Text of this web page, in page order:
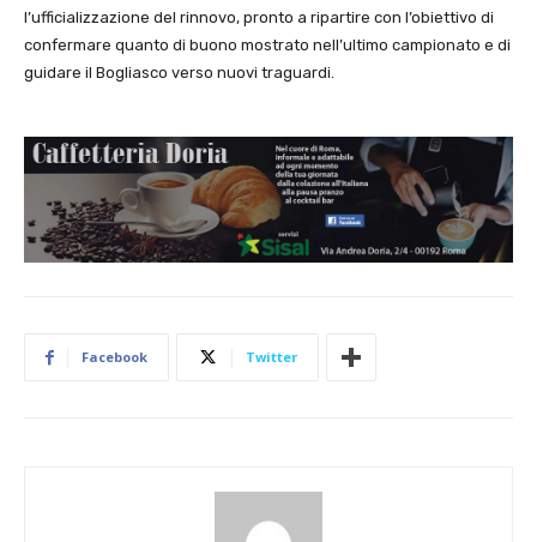
l’ufficializzazione del rinnovo, pronto a ripartire con l’obiettivo di
confermare quanto di buono mostrato nell’ultimo campionato e di
guidare il Bogliasco verso nuovi traguardi.
Facebook Twitter